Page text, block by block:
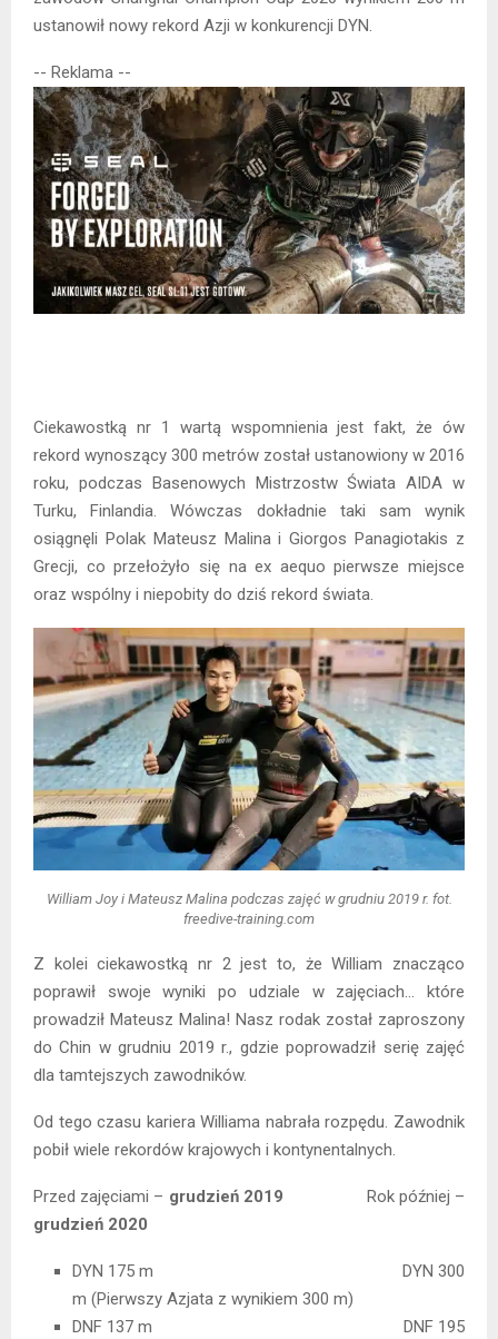
ustanowił nowy rekord Azji w konkurencji DYN.
-- Reklama --
Ciekawostką nr 1 wartą wspomnienia jest fakt, że ów
rekord wynoszący 300 metrów został ustanowiony w 2016
roku, podczas Basenowych Mistrzostw Świata AIDA w
Turku, Finlandia. Wówczas dokładnie taki sam wynik
osiągnęli Polak Mateusz Malina i Giorgos Panagiotakis z
Grecji, co przełożyło się na ex aequo pierwsze miejsce
oraz wspólny i niepobity do dziś rekord świata.
William Joy i Mateusz Malina podczas zajęć w grudniu 2019 r. fot.
freedive-training.com
Z kolei ciekawostką nr 2 jest to, że William znacząco
poprawił swoje wyniki po udziale w zajęciach… które
prowadził Mateusz Malina! Nasz rodak został zaproszony
do Chin w grudniu 2019 r., gdzie poprowadził serię zajęć
dla tamtejszych zawodników.
Od tego czasu kariera Williama nabrała rozpędu. Zawodnik
pobił wiele rekordów krajowych i kontynentalnych.
Przed zajęciami – grudzień 2019 Rok później –
grudzień 2020
DYN 175 m DYN 300
m (Pierwszy Azjata z wynikiem 300 m)
DNF 137 m DNF 195